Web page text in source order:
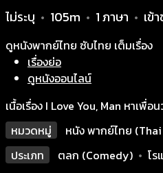
ไม่ระบุ • 105m • 1 ภาษา • เข้
ดูหนังพากย์ไทย ซับไทย เต็มเรื่อง
เรื่องย่อ
ดูหนังออนไลน์
เนื้อเรื่อง I Love You, Man หาเพื่อ
หมวดหมู่
หนัง พากย์ไทย
ประเภท
ตลก (Comedy) • โ